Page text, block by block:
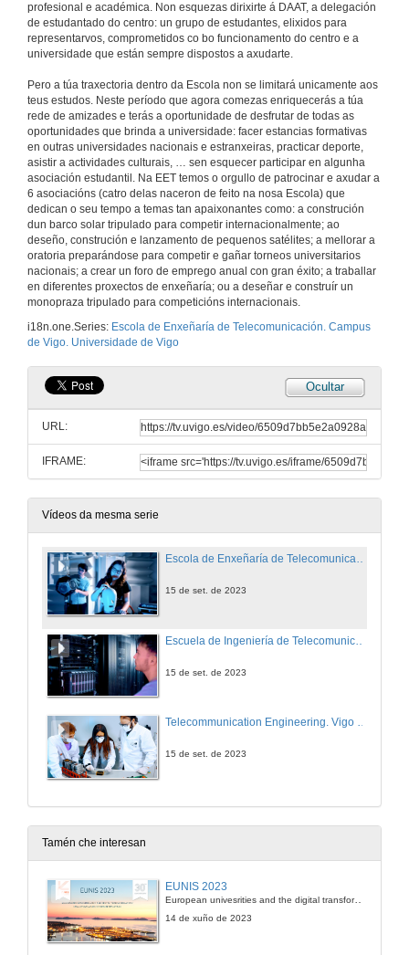
profesional e académica. Non esquezas dirixirte á DAAT, a delegación
de estudantado do centro: un grupo de estudantes, elixidos para
representarvos, comprometidos co bo funcionamento do centro e a
universidade que están sempre dispostos a axudarte.
Pero a túa traxectoria dentro da Escola non se limitará unicamente aos
teus estudos. Neste período que agora comezas enriquecerás a túa
rede de amizades e terás a oportunidade de desfrutar de todas as
oportunidades que brinda a universidade: facer estancias formativas
en outras universidades nacionais e estranxeiras, practicar deporte,
asistir a actividades culturais, … sen esquecer participar en algunha
asociación estudantil. Na EET temos o orgullo de patrocinar e axudar a
6 asociacións (catro delas naceron de feito na nosa Escola) que
dedican o seu tempo a temas tan apaixonantes como: a construción
dun barco solar tripulado para competir internacionalmente; ao
deseño, construción e lanzamento de pequenos satélites; a mellorar a
oratoria preparándose para competir e gañar torneos universitarios
nacionais; a crear un foro de emprego anual con gran éxito; a traballar
en diferentes proxectos de enxeñaría; ou a deseñar e construír un
monopraza tripulado para competicións internacionais.
i18n.one.Series: Escola de Enxeñaría de Telecomunicación. Campus
de Vigo. Universidade de Vigo
Ocultar
URL:
IFRAME:
Vídeos da mesma serie
Escola de Enxeñaría de Telecomunicación. Campus de Vigo. Universidade de Vigo
15 de set. de 2023
15 de set. de 2023
Telecommunication Engineering. Vigo campus. Universidade de Vigo
15 de set. de 2023
Tamén che interesan
EUNIS 2023
European univesrities and the digital transformation: challenges and opportunities ahead
14 de xuño de 2023